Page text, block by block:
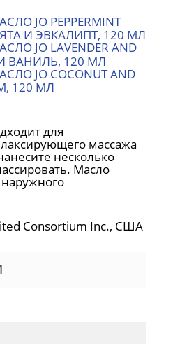
JO PEPPERMINT
И ЭВКАЛИПТ, 120 МЛ
JO LAVENDER AND
ВАНИЛЬ, 120 МЛ
JO COCONUT AND
120 МЛ
для
массажа
несколько
Масло
наружного
Consortium Inc., США